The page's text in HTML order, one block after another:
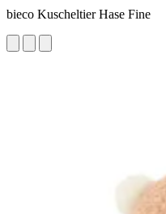
bieco Kuscheltier Hase Fine